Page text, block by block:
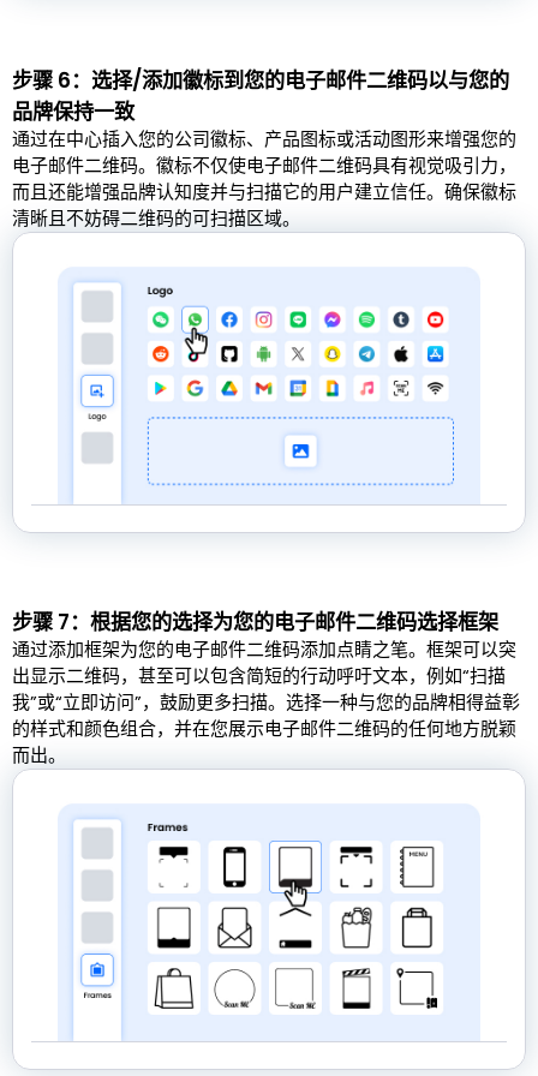
步骤 6：选择/添加徽标到您的电子邮件二维码以与您的
品牌保持一致
通过在中心插入您的公司徽标、产品图标或活动图形来增强您的
电子邮件二维码。徽标不仅使电子邮件二维码具有视觉吸引力，
而且还能增强品牌认知度并与扫描它的用户建立信任。确保徽标
清晰且不妨碍二维码的可扫描区域。
步骤 7：根据您的选择为您的电子邮件二维码选择框架
通过添加框架为您的电子邮件二维码添加点睛之笔。框架可以突
出显示二维码，甚至可以包含简短的行动呼吁文本，例如“扫描
我”或“立即访问”，鼓励更多扫描。选择一种与您的品牌相得益彰
的样式和颜色组合，并在您展示电子邮件二维码的任何地方脱颖
而出。